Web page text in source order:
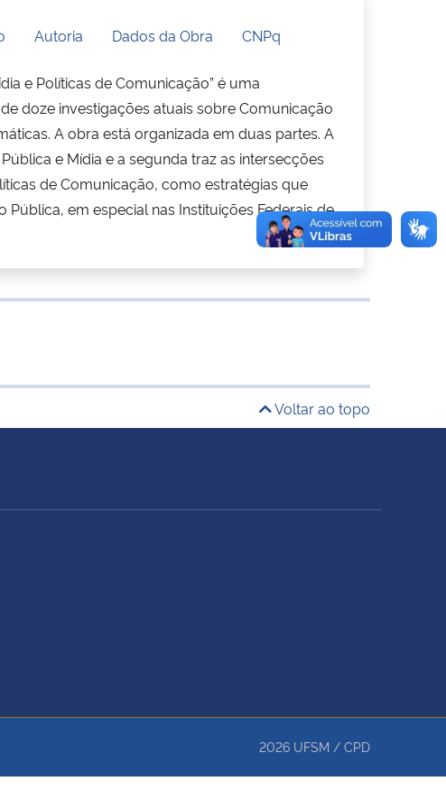
Autoria Dados da Obra CNPq
e Políticas de Comunicação” é uma
doze investigações atuais sobre Comunicação
A obra está organizada em duas partes. A
e Mídia e a segunda traz as intersecções
de Comunicação, como estratégias que
em especial nas Instituições Federais de
Voltar ao topo
2026 UFSM / CPD